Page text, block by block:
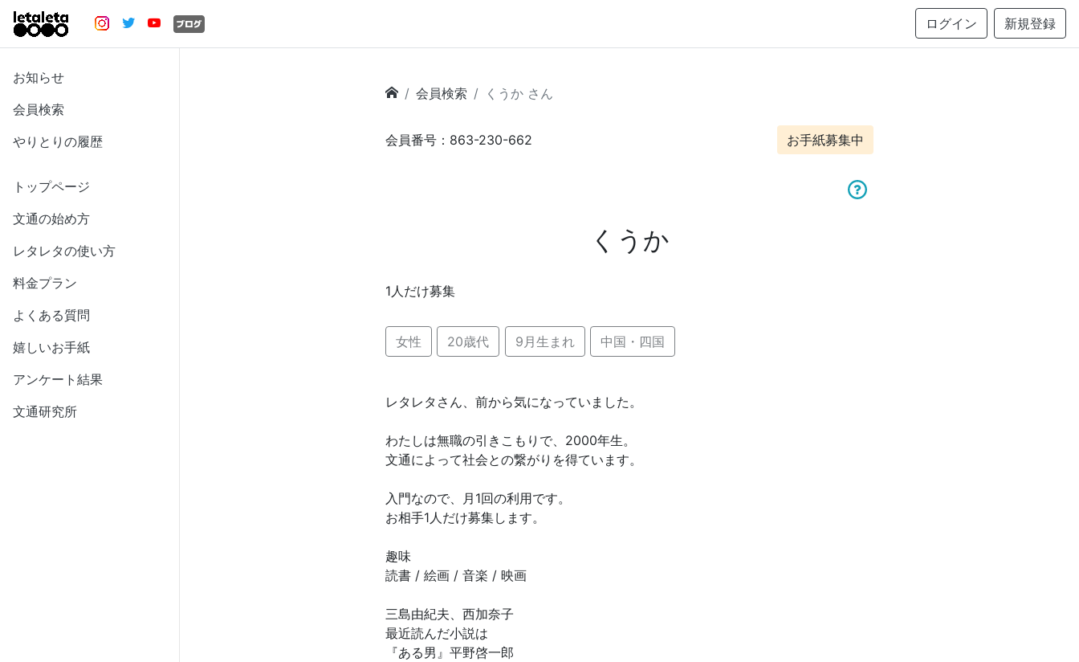
ログイン 新規登録
お知らせ
会員検索
やりとりの履歴
トップページ
文通の始め方
レタレタの使い方
料金プラン
よくある質問
嬉しいお手紙
アンケート結果
文通研究所
会員検索 くうか さん
会員番号：863-230-662 お手紙募集中
くうか
1人だけ募集
女性 20歳代 9月生まれ 中国・四国
レタレタさん、前から気になっていました。
わたしは無職の引きこもりで、2000年生。
文通によって社会との繋がりを得ています。
入門なので、月1回の利用です。
お相手1人だけ募集します。
趣味
読書 / 絵画 / 音楽 / 映画
三島由紀夫、西加奈子
最近読んだ小説は
『ある男』平野啓一郎